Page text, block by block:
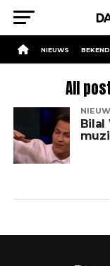
NIEUWS
All
Bilal